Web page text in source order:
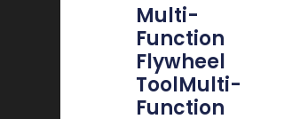
Multi-
Function
Flywheel
ToolMulti-
Function